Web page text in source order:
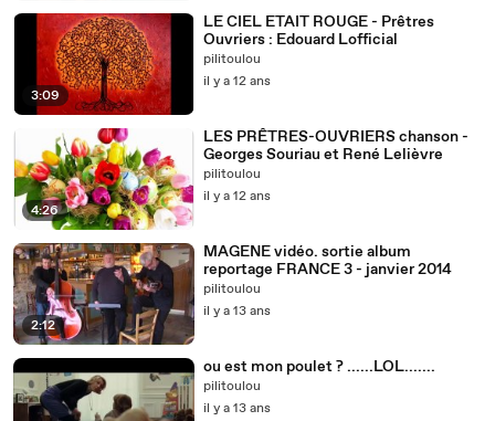
3:09
LE CIEL ETAIT ROUGE - Prêtres
Ouvriers : Edouard Lofficial
pilitoulou
il y a 12 ans
4:26
LES PRÊTRES-OUVRIERS chanson -
Georges Souriau et René Lelièvre
pilitoulou
il y a 12 ans
2:12
MAGENE vidéo. sortie album
reportage FRANCE 3 - janvier 2014
pilitoulou
il y a 13 ans
ou est mon poulet ? ......LOL.......
pilitoulou
il y a 13 ans